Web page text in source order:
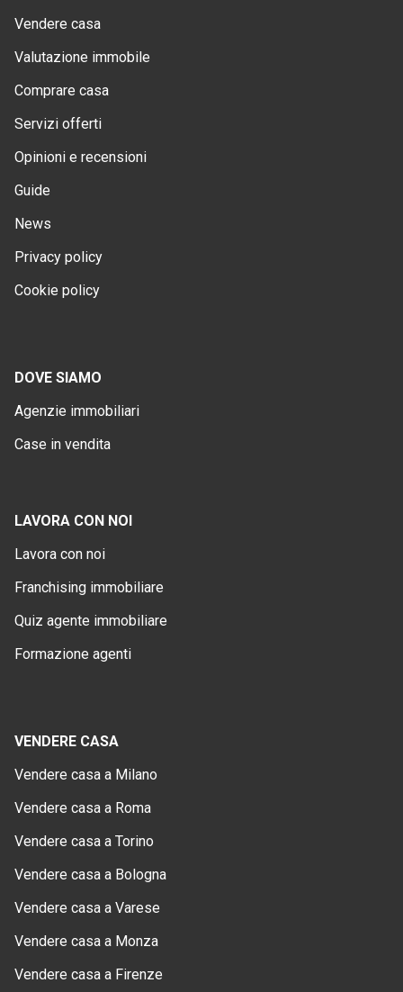
Vendere casa
Valutazione immobile
Comprare casa
Servizi offerti
Opinioni e recensioni
Guide
News
Privacy policy
Cookie policy
DOVE SIAMO
Agenzie immobiliari
Case in vendita
LAVORA CON NOI
Lavora con noi
Franchising immobiliare
Quiz agente immobiliare
Formazione agenti
VENDERE CASA
Vendere casa a Milano
Vendere casa a Roma
Vendere casa a Torino
Vendere casa a Bologna
Vendere casa a Varese
Vendere casa a Monza
Vendere casa a Firenze